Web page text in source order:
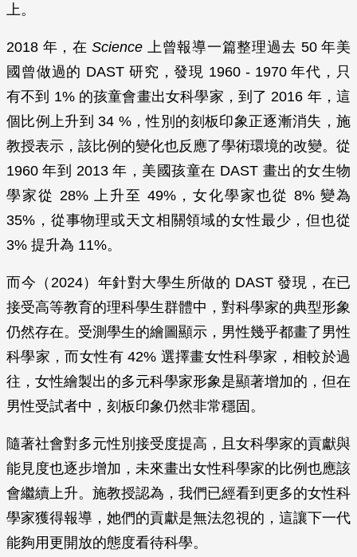
上。
2018 年，在Science 上曾報導一篇整理過去 50 年美
國曾做過的 DAST 研究，發現 1960 - 1970 年代，只
有不到 1% 的孩童會畫出女科學家，到了 2016 年，這
個比例上升到 34 %，性別的刻板印象正逐漸消失，施
教授表示，該比例的變化也反應了學術環境的改變。從
1960 年到 2013 年，美國孩童在 DAST 畫出的女生物
學家從 28% 上升至 49%，女化學家也從 8% 變為
35%，從事物理或天文相關領域的女性最少，但也從
3% 提升為 11%。
而今（2024）年針對大學生所做的 DAST 發現，在已
接受高等教育的理科學生群體中，對科學家的典型形象
仍然存在。受測學生的繪圖顯示，男性幾乎都畫了男性
科學家，而女性有 42% 選擇畫女性科學家，相較於過
往，女性繪製出的多元科學家形象是顯著增加的，但在
男性受試者中，刻板印象仍然非常穩固。
隨著社會對多元性別接受度提高，且女科學家的貢獻與
能見度也逐步增加，未來畫出女性科學家的比例也應該
會繼續上升。施教授認為，我們已經看到更多的女性科
學家獲得報導，她們的貢獻是無法忽視的，這讓下一代
能夠用更開放的態度看待科學。